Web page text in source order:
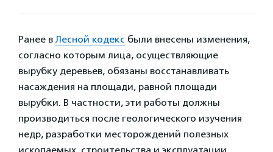
Ранее вЛесной кодекс были внесены изменения,
согласно которым лица, осуществляющие
вырубку деревьев, обязаны восстанавливать
насаждения на площади, равной площади
вырубки. В частности, эти работы должны
производиться после геологического изучения
недр, разработки месторождений полезных